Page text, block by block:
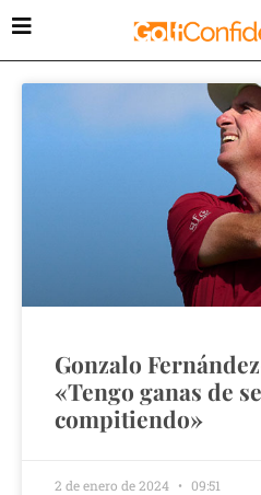
Gonzalo
«Tengo ganas de
compitiendo»
2 de enero de 2024 09:51